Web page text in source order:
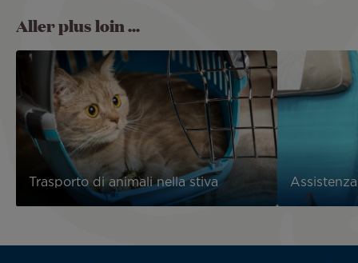
Aller plus loin ...
Trasporto di animali nella stiva